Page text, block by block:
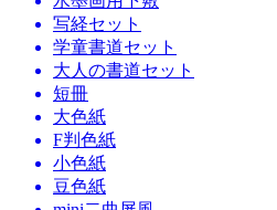
写経セット
学童書道セット
大人の書道セット
短冊
大色紙
F判色紙
小色紙
豆色紙